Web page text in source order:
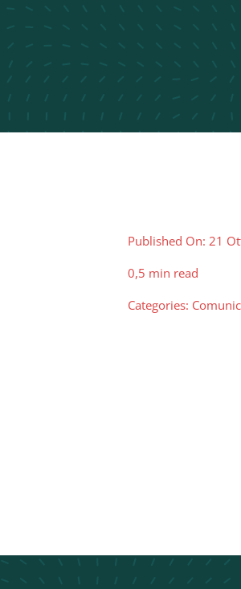
Published On: 21
0,5 min read
Categories: